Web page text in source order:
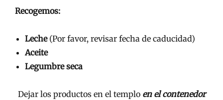
Recogemos:
Leche(Por favor, revisar fecha de caducidad)
Aceite
Legumbre seca
Dejar los productos en el templo en el contenedor